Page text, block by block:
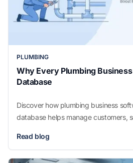
PLUMBING
Why Every Plumbing
Database
Discover how plumbing business
database helps manage customers,
businesses.
Read blog